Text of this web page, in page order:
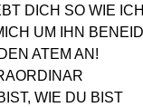
DICH SO WIE
UM IHN
ATEM AN!
WIE DU BIST